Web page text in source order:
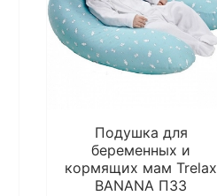
Подушка для
беременных и
кормящих мам Trelax
BANANA П33